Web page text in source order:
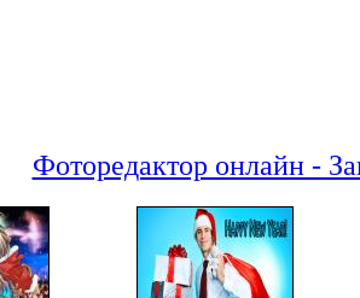
Фоторедактор онлайн -